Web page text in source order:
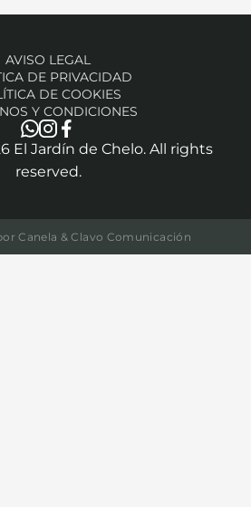
El Jardín de Chelo. All rights
reserved.
AVISO LEGAL
DE PRIVACIDAD
DE COOKIES
Y CONDICIONES
Canela & Clavo Comunicación